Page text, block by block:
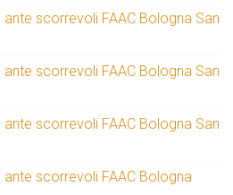
scorrevoli FAAC Bologna San
scorrevoli FAAC Bologna San
scorrevoli FAAC Bologna San
scorrevoli FAAC Bologna